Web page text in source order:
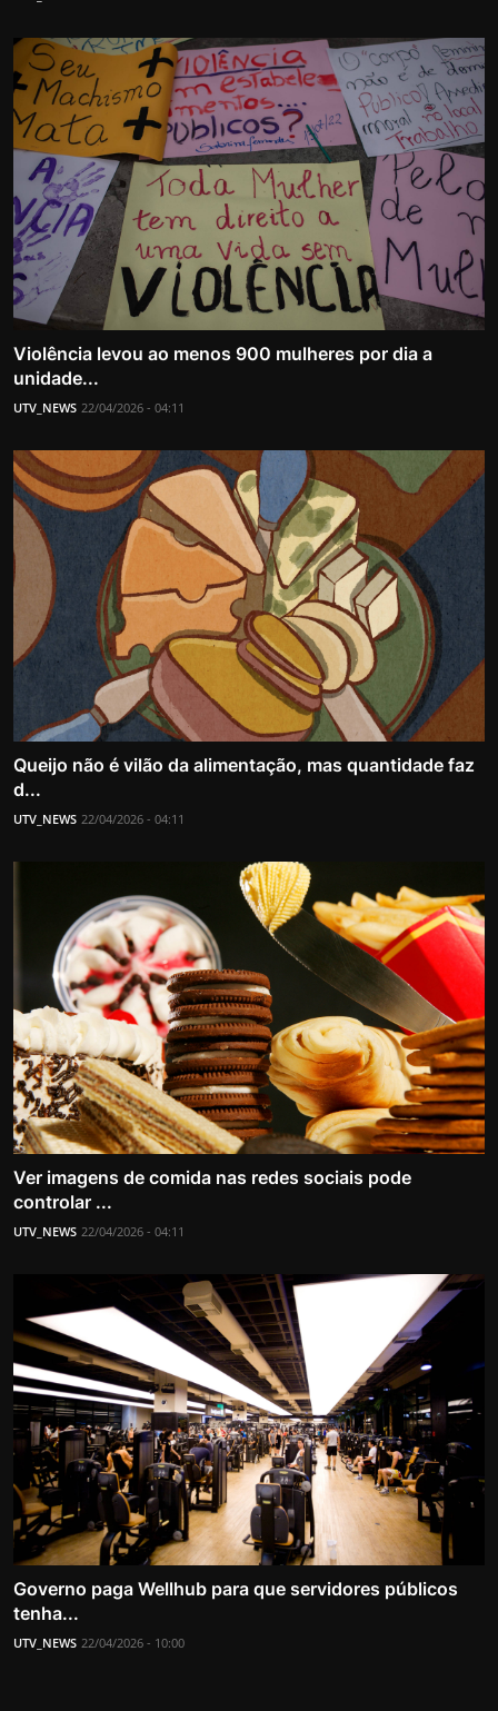
Violência levou ao menos 900 mulheres por dia a
unidade...
UTV_NEWS 22/04/2026 - 04:11
Queijo não é vilão da alimentação, mas quantidade faz
d...
UTV_NEWS 22/04/2026 - 04:11
Ver imagens de comida nas redes sociais pode
controlar ...
UTV_NEWS 22/04/2026 - 04:11
Governo paga Wellhub para que servidores públicos
tenha...
UTV_NEWS 22/04/2026 - 10:00